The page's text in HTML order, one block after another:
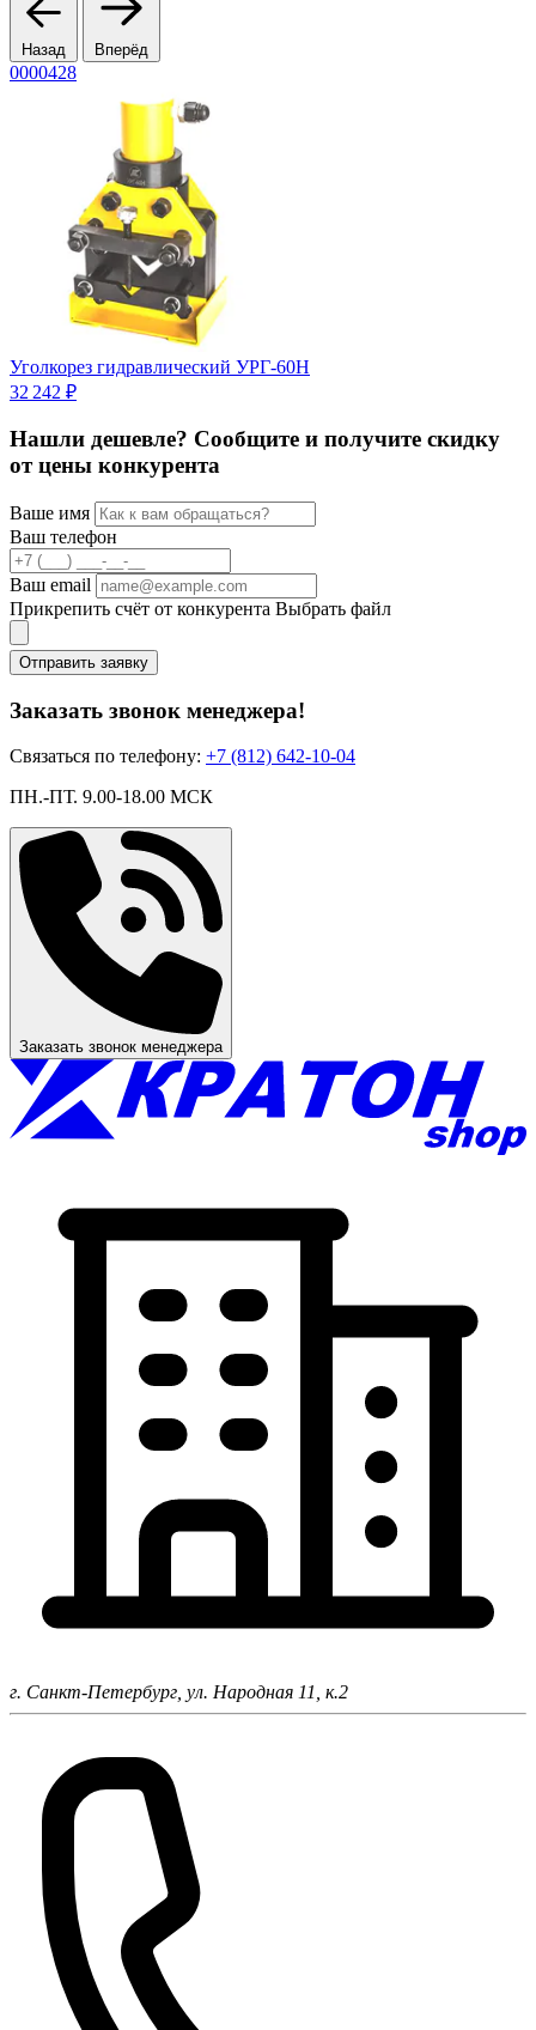
Назад Вперёд
0000428
Уголкорез гидравлический УРГ-60Н
32 242 ₽
Нашли дешевле? Сообщите и получите скидку
от цены конкурента
Ваше имя
Ваш телефон
Ваш email
Прикрепить счёт от конкурента Выбрать файл
Отправить заявку
Заказать звонок менеджера!
Связаться по телефону: +7 (812) 642-10-04
ПН.-ПТ. 9.00-18.00 МСК
Заказать звонок менеджера
г. Санкт-Петербург, ул. Народная 11, к.2